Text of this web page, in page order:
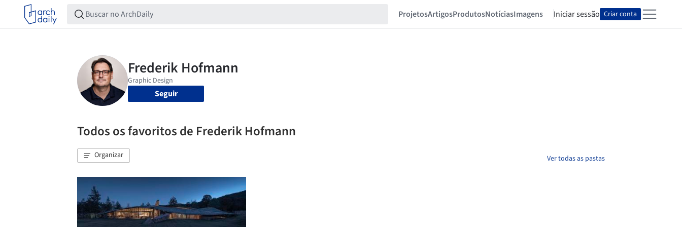
ProjetosArtigosProdutosNotíciasImagens Iniciar sessão Criar conta
Seguir
Todos os favoritos de Frederik Hofmann
Organizar Ver todas as pastas